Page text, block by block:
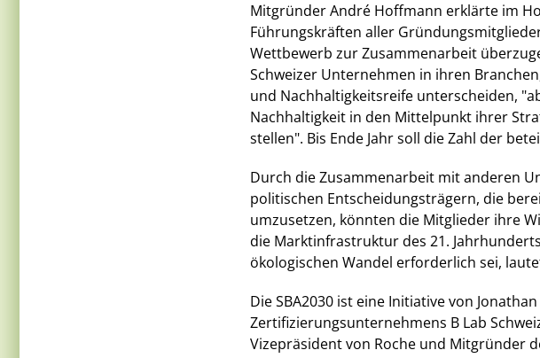
Mitgründer André Hoffmann erklärte im
Führungskräften aller
Wettbewerb zur Zusammenarbeit
Schweizer Unternehmen in ihren
und Nachhaltigkeitsreife unterscheiden,
Nachhaltigkeit in den Mittelpunkt ihrer
stellen". Bis Ende Jahr soll die Zahl der
Durch die Zusammenarbeit mit anderen
politischen Entscheidungsträgern, die
umzusetzen, könnten die Mitglieder ihre
die Marktinfrastruktur des 21.
ökologischen Wandel erforderlich sei,
Die SBA2030 ist eine Initiative von
Zertifizierungsunternehmens B Lab
Vizepräsident von Roche und Mitgründer